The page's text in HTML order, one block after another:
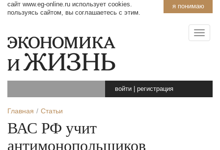
я понимаю
сайт www.eg-online.ru использует cookies.
пользуясь сайтом, вы соглашаетесь с этим.
войти регистрация
Главная Статьи
ВАС РФ учит
антимонопольщиков